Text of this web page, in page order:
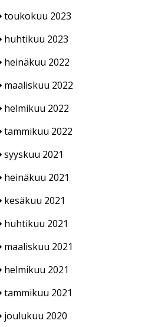
toukokuu 2023
huhtikuu 2023
heinäkuu 2022
maaliskuu 2022
helmikuu 2022
tammikuu 2022
syyskuu 2021
heinäkuu 2021
kesäkuu 2021
huhtikuu 2021
maaliskuu 2021
helmikuu 2021
tammikuu 2021
joulukuu 2020